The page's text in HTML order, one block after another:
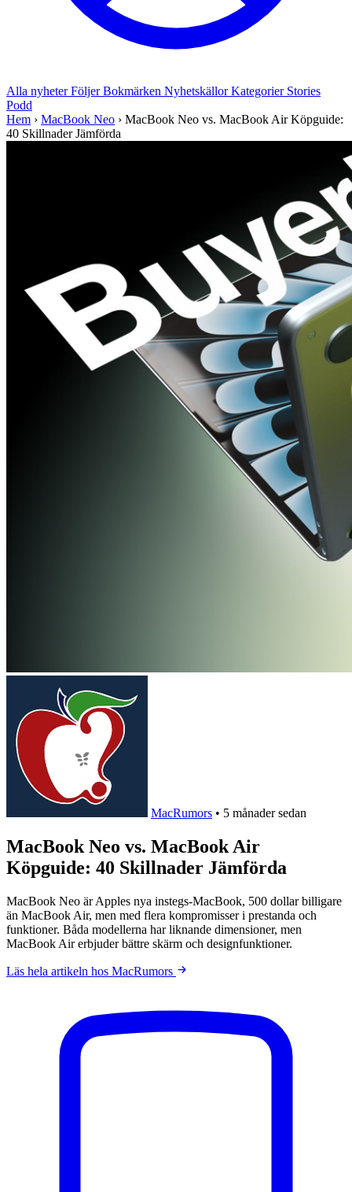
Alla nyheterFöljerBokmärken NyhetskällorKategorier Stories
Podd
Hem › MacBook Neo › MacBook Neo vs. MacBook Air Köpguide:
40 Skillnader Jämförda
MacRumors • 5 månader sedan
MacBook Neo vs. MacBook Air
Köpguide: 40 Skillnader Jämförda
MacBook Neo är Apples nya instegs-MacBook, 500 dollar billigare
än MacBook Air, men med flera kompromisser i prestanda och
funktioner. Båda modellerna har liknande dimensioner, men
MacBook Air erbjuder bättre skärm och designfunktioner.
Läs hela artikeln hos MacRumors